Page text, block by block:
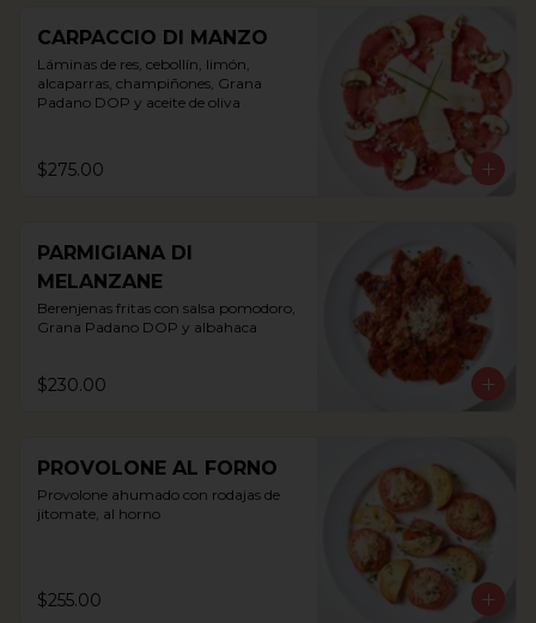
CARPACCIO DI MANZO
Láminas de res, cebollín, limón,
alcaparras, champiñones, Grana
Padano DOP y aceite de oliva
$275.00
PARMIGIANA DI
MELANZANE
Berenjenas fritas con salsa pomodoro,
Grana Padano DOP y albahaca
$230.00
PROVOLONE AL FORNO
Provolone ahumado con rodajas de
jitomate, al horno
$255.00